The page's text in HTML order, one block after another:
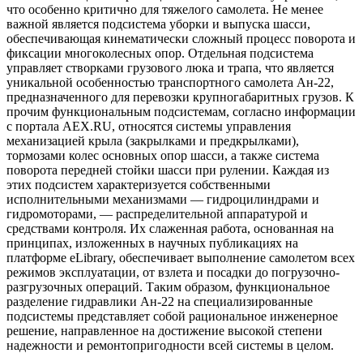
что особенно критично для тяжелого самолета. Не менее
важной является подсистема уборки и выпуска шасси,
обеспечивающая кинематически сложный процесс поворота и
фиксации многоколесных опор. Отдельная подсистема
управляет створками грузового люка и трапа, что является
уникальной особенностью транспортного самолета Ан-22,
предназначенного для перевозки крупногабаритных грузов. К
прочим функциональным подсистемам, согласно информации
с портала AEX.RU, относятся системы управления
механизацией крыла (закрылками и предкрылками),
тормозами колес основных опор шасси, а также система
поворота передней стойки шасси при рулении. Каждая из
этих подсистем характеризуется собственными
исполнительными механизмами — гидроцилиндрами и
гидромоторами, — распределительной аппаратурой и
средствами контроля. Их слаженная работа, основанная на
принципах, изложенных в научных публикациях на
платформе eLibrary, обеспечивает выполнение самолетом всех
режимов эксплуатации, от взлета и посадки до погрузочно-
разгрузочных операций. Таким образом, функциональное
разделение гидравлики Ан-22 на специализированные
подсистемы представляет собой рациональное инженерное
решение, направленное на достижение высокой степени
надежности и ремонтопригодности всей системы в целом.